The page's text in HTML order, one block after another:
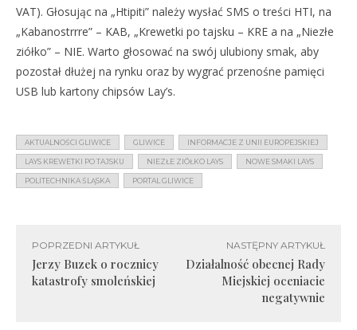
VAT). Głosując na „Htipiti” należy wysłać SMS o treści HTI, na
„Kabanostrrre” – KAB, „Krewetki po tajsku – KRE a na „Niezłe
ziółko” – NIE. Warto głosować na swój ulubiony smak, aby
pozostał dłużej na rynku oraz by wygrać przenośne pamięci
USB lub kartony chipsów Lay’s.
AKTUALNOŚCI GLIWICE GLIWICE INFORMACJE Z UNII EUROPEJSKIEJ
LAYS KREWETKI PO TAJSKU NIEZŁE ZIÓŁKO LAYS NOWE SMAKI LAYS
POLITECHNIKA ŚLĄSKA PORTAL GLIWICE
POPRZEDNI ARTYKUŁ
Jerzy Buzek o rocznicy
katastrofy smoleńskiej
NASTĘPNY ARTYKUŁ
Działalność obecnej Rady
Miejskiej oceniacie
negatywnie